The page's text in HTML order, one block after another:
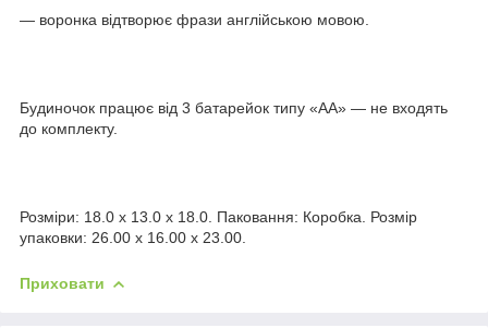
— воронка відтворює фрази англійською мовою.
Будиночок працює від 3 батарейок типу «АА» — не входять
до комплекту.
Розміри: 18.0 x 13.0 x 18.0. Паковання: Коробка. Розмір
упаковки: 26.00 x 16.00 x 23.00.
Приховати